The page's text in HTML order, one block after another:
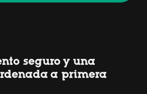
seguro y una
a primera